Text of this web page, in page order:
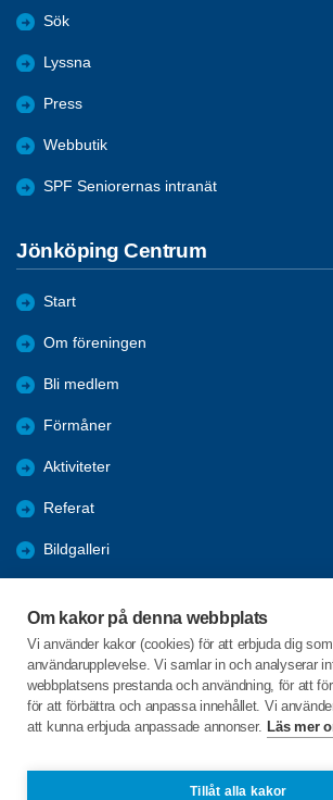
Om kakor på denna webbplats
Vi använder kakor (cookies) för att erbjuda dig
användarupplevelse. Vi samlar in och analyserar
webbplatsens prestanda och användning, för att
för att förbättra och anpassa innehållet. Vi
att kunna erbjuda anpassade annonser. Läs mer
Tillåt alla kakor
Sök
Lyssna
Press
Webbutik
SPF Seniorernas intranät
Jönköping Centrum
Start
Om föreningen
Bli medlem
Förmåner
Aktiviteter
Referat
Bildgalleri
Engagera DIG i vår förening
C/o:Lennart Lööw